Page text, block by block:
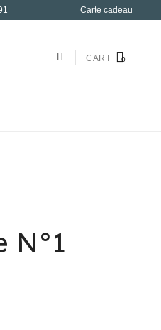
Carte cadeau
CART
N°1